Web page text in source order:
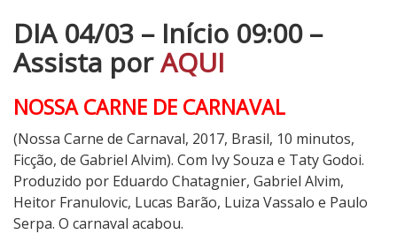
DIA 04/03 – Início 09:00 –
Assista porAQUI
NOSSA CARNE DE CARNAVAL
(Nossa Carne de Carnaval, 2017, Brasil, 10 minutos,
Ficção, de Gabriel Alvim). Com Ivy Souza e Taty Godoi.
Produzido por Eduardo Chatagnier, Gabriel Alvim,
Heitor Franulovic, Lucas Barão, Luiza Vassalo e Paulo
Serpa. O carnaval acabou.